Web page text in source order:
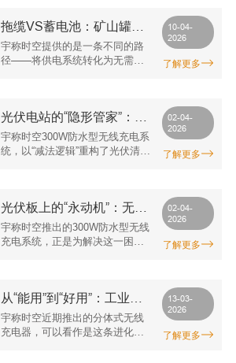
品矩阵完整、客户案例丰富的供
应商，是实现降本增效的关键。
拖缆VS蓄电池：矿山罐笼
供电的“两条老路”为何都走
不通
宇称时空提供的是一条不同的路
径——将供电系统转化为无需人
既是对传统充电方式的技术替
代，更是对井下作业模式的重
构。
10-04-
2026
了解更多
光伏电站的“隐形管家”：无
线充电如何让清扫机器人拥
有“无限续航”
宇称时空300W防水型无线充电系
统，以“减法逻辑”重构了光伏清扫
事从运维清单中消失，机器人才
能真正成为光伏板上的“隐形管
家”，默默守护着每一块光伏板的
发电效率。
02-04-
2026
了解更多
光伏板上的“永动机”：无线
充电如何让清扫机器人告
别“下山充电”
宇称时空推出的300W防水型无线
充电系统，正是为解决这一困境
守、全天候作业”。
02-04-
2026
了解更多
从“能用”到“好用”：工业无
线充电的进化之路
宇称时空近期推出的分体式无线
充电器，可以看作是这条进化之
13-03-
2026
了解更多